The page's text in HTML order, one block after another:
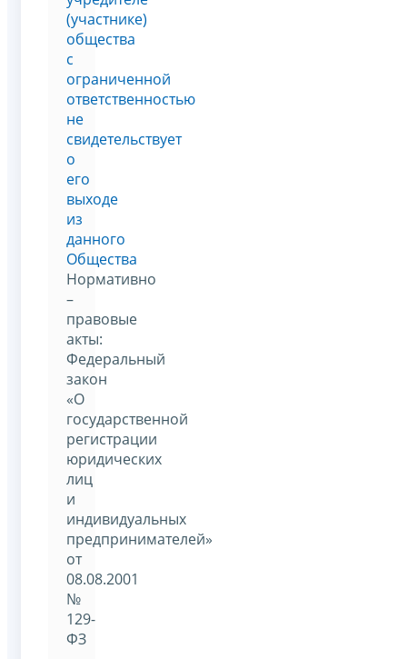
(участнике)
общества
с
ограниченной
ответственностью
не
свидетельствует
о
его
выходе
из
данного
Общества
Нормативно
–
правовые
акты:
Федеральный
закон
«О
государственной
регистрации
юридических
лиц
и
индивидуальных
предпринимателей»
от
08.08.2001
№
129-
ФЗ